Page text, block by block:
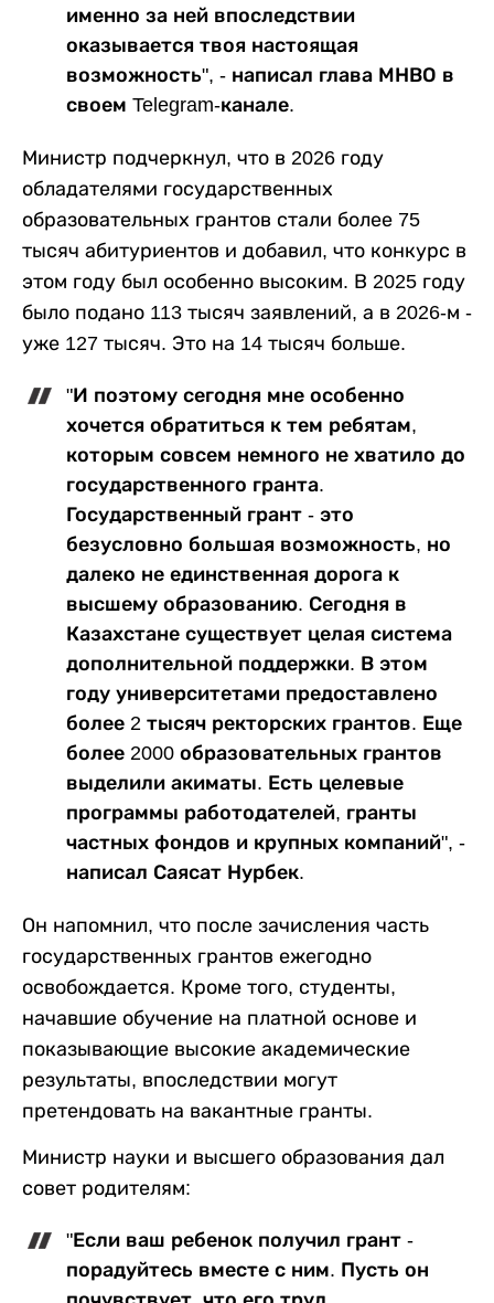
именно за ней впоследствии
оказывается твоя настоящая
возможность", - написал глава МНВО в
своем Telegram-канале.
Министр подчеркнул, что в 2026 году
обладателями государственных
образовательных грантов стали более 75
тысяч абитуриентов и добавил, что конкурс в
этом году был особенно высоким. В 2025 году
было подано 113 тысяч заявлений, а в 2026-м -
уже 127 тысяч. Это на 14 тысяч больше.
"И поэтому сегодня мне особенно
хочется обратиться к тем ребятам,
которым совсем немного не хватило до
государственного гранта.
Государственный грант - это
безусловно большая возможность, но
далеко не единственная дорога к
высшему образованию. Сегодня в
Казахстане существует целая система
дополнительной поддержки. В этом
году университетами предоставлено
более 2 тысяч ректорских грантов. Еще
более 2000 образовательных грантов
выделили акиматы. Есть целевые
программы работодателей, гранты
частных фондов и крупных компаний", -
написал Саясат Нурбек.
Он напомнил, что после зачисления часть
государственных грантов ежегодно
освобождается. Кроме того, студенты,
начавшие обучение на платной основе и
показывающие высокие академические
результаты, впоследствии могут
претендовать на вакантные гранты.
Министр науки и высшего образования дал
совет родителям:
"Если ваш ребенок получил грант -
порадуйтесь вместе с ним. Пусть он